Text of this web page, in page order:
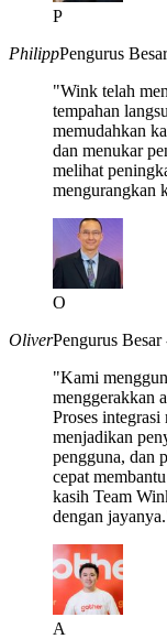
P
PhilippPengurus
"Wink telah
tempahan
memudahkan
dan menukar
melihat
mengurangkan
O
OliverPengurus
"Kami
menggerakkan
Proses
menjadikan
pengguna, dan
cepat
kasih Team
dengan
A